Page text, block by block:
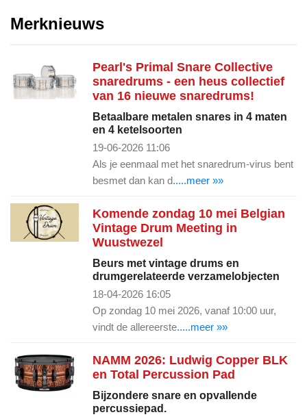
Merknieuws
Pearl's Primal Snare Collective
snaredrums - een heus collectief
van 16 nieuwe snaredrums!
Betaalbare metalen snares in 4 maten
en 4 ketelsoorten
19-06-2026 11:06
Als je eenmaal met het snaredrum-virus bent
besmet dan kan d.....meer »»
Komende zondag 10 mei Belgian
Vintage Drum Meeting in
Wuustwezel
Beurs met vintage drums en
drumgerelateerde verzamelobjecten
18-04-2026 16:05
Op zondag 10 mei 2026, vanaf 10:00 uur,
vindt de allereerste.....meer »»
NAMM 2026: Ludwig Copper BLK
en Total Percussion Pad
Bijzondere snare en opvallende
percussiepad.